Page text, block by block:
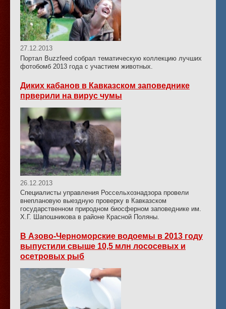
27.12.2013
Портал Buzzfeed собрал тематическую коллекцию лучших
фотобомб 2013 года с участием животных.
Диких кабанов в Кавказском заповеднике
прверили на вирус чумы
26.12.2013
Специалисты управления Россельхознадзора провели
внеплановую выездную проверку в Кавказском
государственном природном биосферном заповеднике им.
Х.Г. Шапошникова в районе Красной Поляны.
В Азово-Черноморские водоемы в 2013 году
выпустили свыше 10,5 млн лососевых и
осетровых рыб